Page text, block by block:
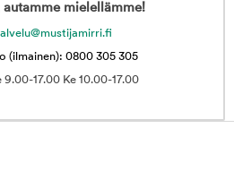
mielellämme!
(ilmainen): 0800 305 305
9.00-17.00 Ke 10.00-17.00